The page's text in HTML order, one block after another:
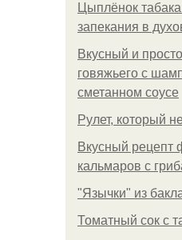
Цыплёнок
запекания в
Вкусный и
говяжьего с
сметанном соусе
Рулет, который
Вкусный
кальмаров с
"Язычки" из
Томатный сок с